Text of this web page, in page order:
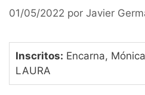
01/05/2022 por Javier
Inscritos: Encarna,
LAURA